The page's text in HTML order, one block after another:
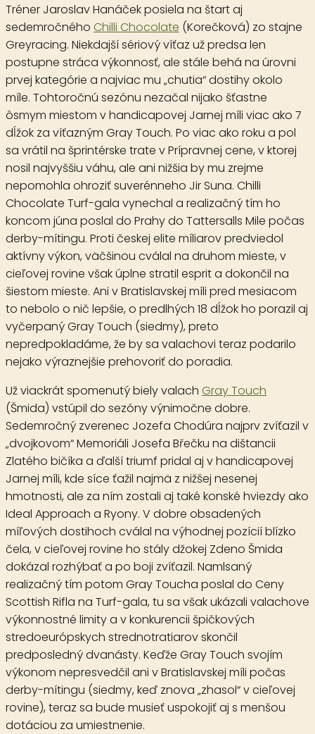
Tréner Jaroslav Hanáček posiela na štart aj
sedemročného Chilli Chocolate (Korečková) zo stajne
Greyracing. Niekdajší sériový víťaz už predsa len
postupne stráca výkonnosť, ale stále behá na úrovni
prvej kategórie a najviac mu „chutia“ dostihy okolo
míle. Tohtoročnú sezónu nezačal nijako šťastne
ôsmym miestom v handicapovej Jarnej míli viac ako 7
dĺžok za víťazným Gray Touch. Po viac ako roku a pol
sa vrátil na šprintérske trate v Prípravnej cene, v ktorej
nosil najvyššiu váhu, ale ani nižšia by mu zrejme
nepomohla ohroziť suverénneho Jir Suna. Chilli
Chocolate Turf-gala vynechal a realizačný tím ho
koncom júna poslal do Prahy do Tattersalls Mile počas
derby-mítingu. Proti českej elite míliarov predviedol
aktívny výkon, väčšinou cválal na druhom mieste, v
cieľovej rovine však úplne stratil esprit a dokončil na
šiestom mieste. Ani v Bratislavskej míli pred mesiacom
to nebolo o nič lepšie, o predlhých 18 dĺžok ho porazil aj
vyčerpaný Gray Touch (siedmy), preto
nepredpokladáme, že by sa valachovi teraz podarilo
nejako výraznejšie prehovoriť do poradia.
Už viackrát spomenutý biely valach Gray Touch
(Šmida) vstúpil do sezóny výnimočne dobre.
Sedemročný zverenec Jozefa Chodúra najprv zvíťazil v
„dvojkovom“ Memoriáli Josefa Břečku na dištancii
Zlatého bičíka a ďalší triumf pridal aj v handicapovej
Jarnej míli, kde síce ťažil najmä z nižšej nesenej
hmotnosti, ale za ním zostali aj také konské hviezdy ako
Ideal Approach a Ryony. V dobre obsadených
míľových dostihoch cválal na výhodnej pozícií blízko
čela, v cieľovej rovine ho stály džokej Zdeno Šmida
dokázal rozhýbať a po boji zvíťazil. Namlsaný
realizačný tím potom Gray Toucha poslal do Ceny
Scottish Rifla na Turf-gala, tu sa však ukázali valachove
výkonnostné limity a v konkurencii špičkových
stredoeurópskych strednotratiarov skončil
predposledný dvanásty. Keďže Gray Touch svojím
výkonom nepresvedčil ani v Bratislavskej míli počas
derby-mítingu (siedmy, keď znova „zhasol“ v cieľovej
rovine), teraz sa bude musieť uspokojiť aj s menšou
dotáciou za umiestnenie.